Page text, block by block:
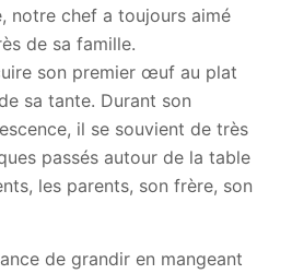
notre chef a toujours aimé
de sa famille.
son premier œuf au plat
sa tante. Durant son
il se souvient de très
passés autour de la table
les parents, son frère, son
de grandir en mangeant